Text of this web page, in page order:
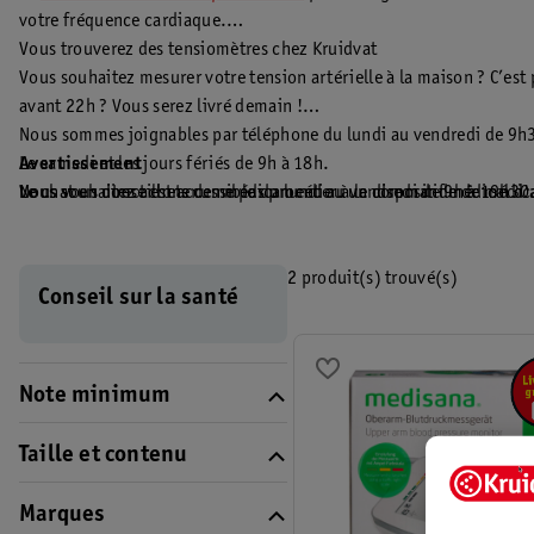
votre fréquence cardiaque.
Vous trouverez des tensiomètres chez Kruidvat
Vous souhaitez mesurer votre tension artérielle à la maison ?
avant 22h ? Vous serez livré demain !
Avertissement
Vous souhaitez acheter un médicament ou un dispositif médical
Appelez notre service clientèle et posez-les à l’un de nos
Nous sommes joignables par téléphone du lundi au vendredi de
Le samedi et les jours fériés de 9h à 18h.
Le chat en direct est accessible du lundi au vendredi de 9h à
Nous vous conseillons de ne pas procéder à la commande de
Conseil sur la santé
Note minimum
Taille et contenu
Marques
2 produit(s) trouvé(s)